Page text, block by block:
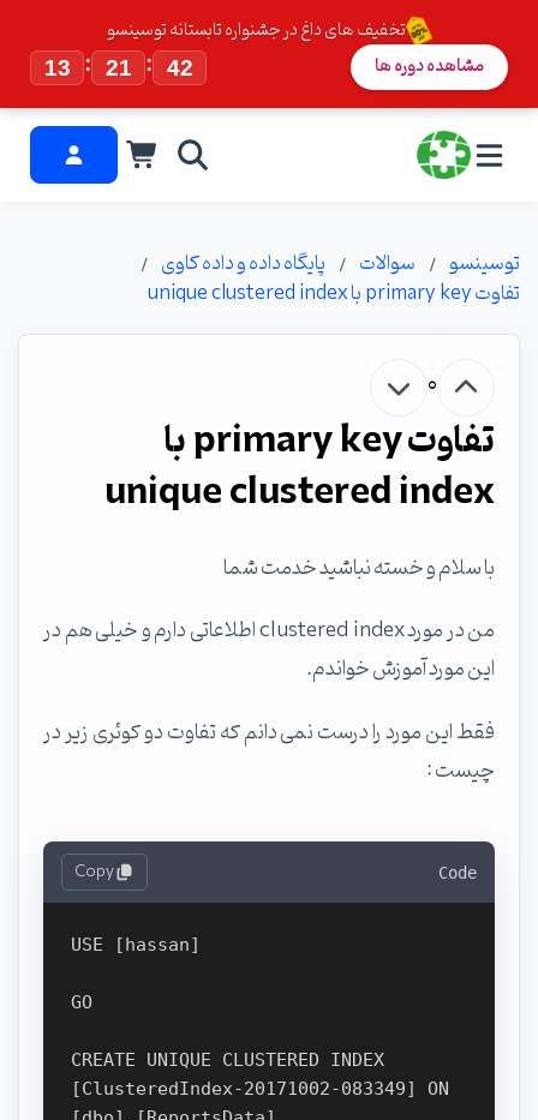
تخفیف های داغ در جشنواره تابستانه توسینسو
13
: 21 : 41 مشاهده دوره ها
توسینسو سوالات
پایگاه داده و داده کاوی
تفاوت primary key با unique clustered index
0
تفاوت primary key با
unique clustered index
با سلام و خسته نباشید خدمت شما
من در مورد clustered index اطلاعاتی دارم و خیلی هم در
این مورد آموزش خواندم.
فقط این مورد را درست نمی دانم که تفاوت دو کوئری زیر در
چیست :
Code
Copy
USE [hassan]
GO
CREATE UNIQUE CLUSTERED INDEX
[ClusteredIndex-20171002-083349] ON